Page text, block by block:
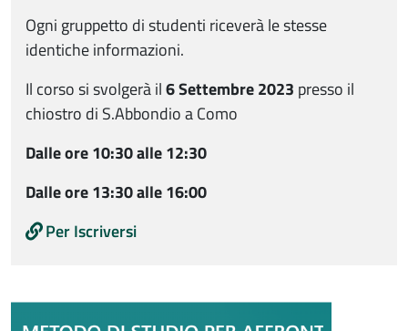
Ogni gruppetto di studenti riceverà le stesse
identiche informazioni.
Il corso si svolgerà il6 Settembre 2023 presso il
chiostro di S.Abbondio a Como
Dalle ore 10:30 alle 12:30
Dalle ore 13:30 alle 16:00
Per Iscriversi
Immagine